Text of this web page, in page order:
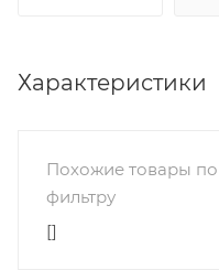
Характеристики
Похожие товары по
фильтру
[]